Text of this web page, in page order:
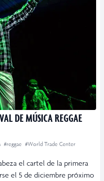
DE MÚSICA REGGAE
#reggae #World Trade Center
el cartel de la primera
el 5 de diciembre próximo